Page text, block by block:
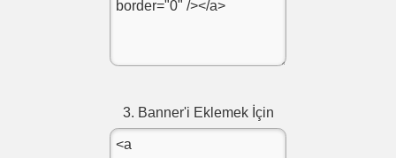
3. Banner'i Eklemek İçin